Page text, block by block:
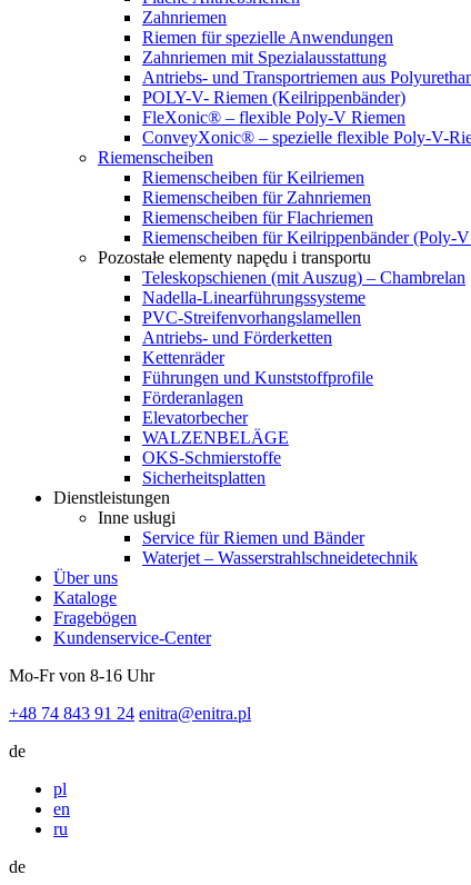
Zahnriemen
Riemen für spezielle Anwendungen
Zahnriemen mit Spezialausstattung
Antriebs- und Transportriemen aus
POLY-V- Riemen (Keilrippenbänder)
FleXonic® – flexible Poly-V Riemen
ConveyXonic® – spezielle flexible Poly-V-
Riemenscheiben
Riemenscheiben für Keilriemen
Riemenscheiben für Zahnriemen
Riemenscheiben für Flachriemen
Riemenscheiben für Keilrippenbänder (Poly-
Pozostałe elementy napędu i transportu
Teleskopschienen (mit Auszug) – Chambrelan
Nadella-Linearführungssysteme
PVC-Streifenvorhangslamellen
Antriebs- und Förderketten
Kettenräder
Führungen und Kunststoffprofile
Förderanlagen
Elevatorbecher
WALZENBELÄGE
OKS-Schmierstoffe
Sicherheitsplatten
Dienstleistungen
Inne usługi
Service für Riemen und Bänder
Waterjet – Wasserstrahlschneidetechnik
Über uns
Kataloge
Fragebögen
Kundenservice-Center
Mo-Fr von 8-16 Uhr
+48 74 843 91 24 enitra@enitra.pl
de
pl
en
ru
de